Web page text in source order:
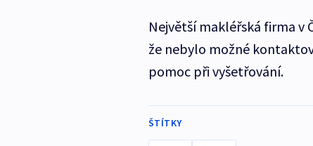
Největší makléřská firma v
že nebylo možné
pomoc při vyšetřování.
ŠTÍTKY